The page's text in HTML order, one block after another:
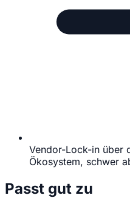
Vendor-Lock-in über
Ökosystem, schwer
Passt gut zu